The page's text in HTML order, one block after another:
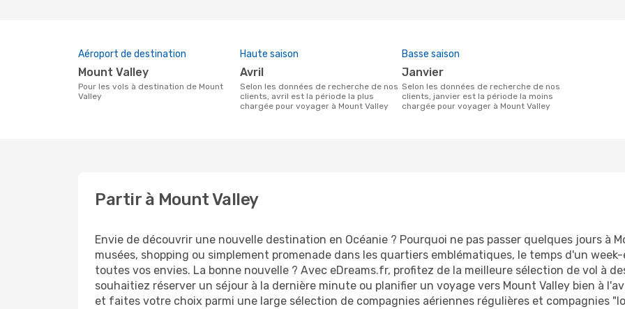
Aéroport de destination
Mount Valley
Pour les vols à destination de Mount
Valley
Haute saison
avril
Selon les données de recherche de nos
clients, avril est la période la plus
chargée pour voyager à Mount Valley
Basse saison
janvier
Selon les données de recherche de nos
clients, janvier est la période la moins
chargée pour voyager à Mount Valley
Partir à Mount Valley
Envie de découvrir une nouvelle destination en Océanie ? Pourquoi ne pas passer quelques jours à
musées, shopping ou simplement promenade dans les quartiers emblématiques, le temps d'un
toutes vos envies. La bonne nouvelle ? Avec eDreams.fr, profitez de la meilleure sélection de vol à
souhaitiez réserver un séjour à la dernière minute ou planifier un voyage vers Mount Valley bien à
et faites votre choix parmi une large sélection de compagnies aériennes régulières et compagnies